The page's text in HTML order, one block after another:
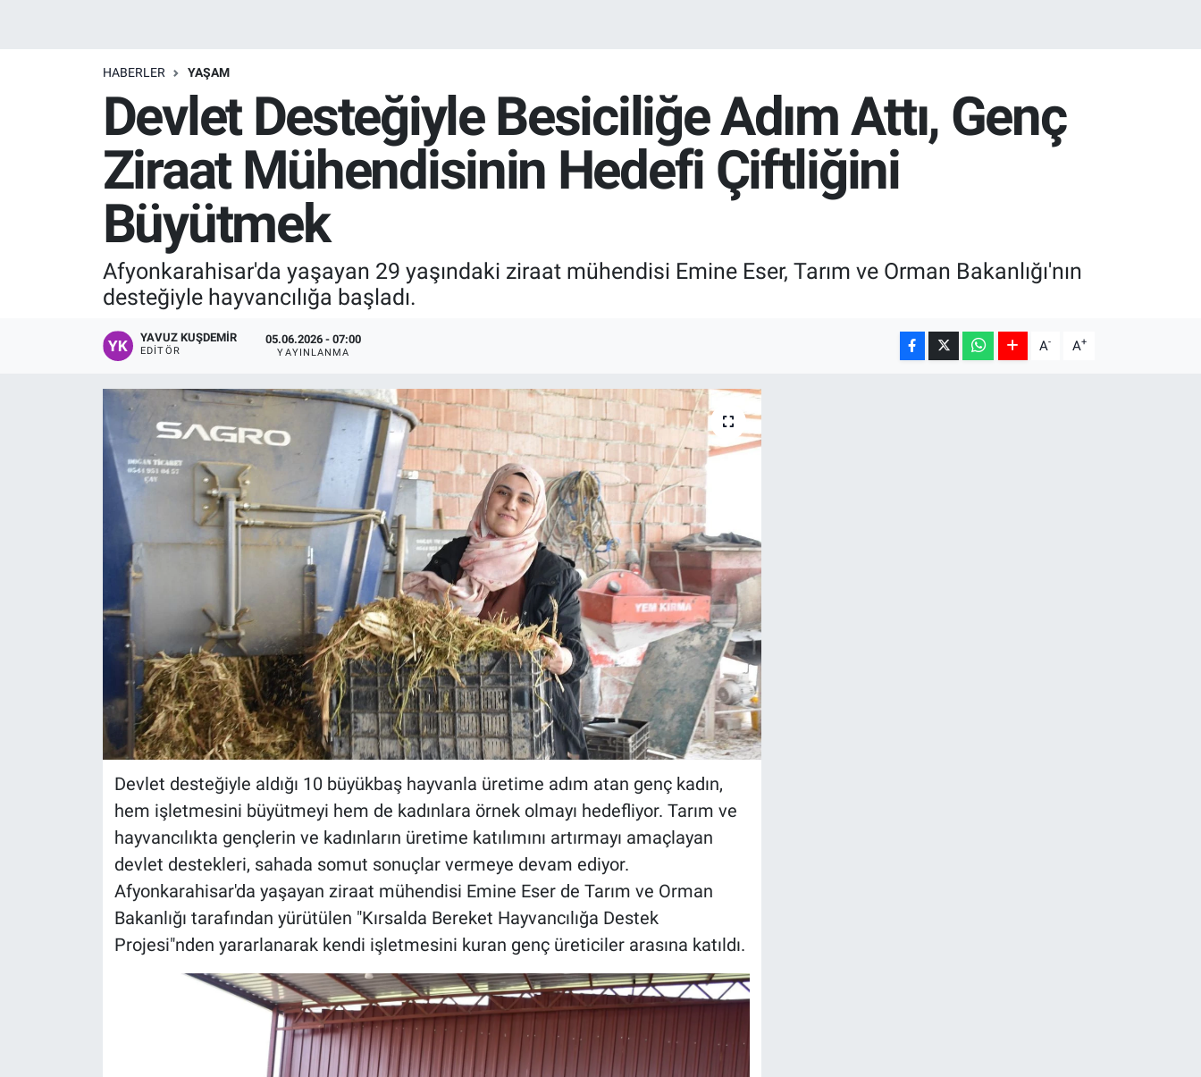
HABERLER YAŞAM
Devlet Desteğiyle Besiciliğe Adım Attı, Genç
Ziraat Mühendisinin Hedefi Çiftliğini
Büyütmek
Afyonkarahisar'da yaşayan 29 yaşındaki ziraat mühendisi Emine Eser, Tarım ve Orman Bakanlığı'nın
desteğiyle hayvancılığa başladı.
YAVUZ KUŞDEMIR
EDITÖR
05.06.2026 - 07:00
YAYINLANMA A- A+
Devlet desteğiyle aldığı 10 büyükbaş hayvanla üretime adım atan genç kadın,
hem işletmesini büyütmeyi hem de kadınlara örnek olmayı hedefliyor. Tarım ve
hayvancılıkta gençlerin ve kadınların üretime katılımını artırmayı amaçlayan
devlet destekleri, sahada somut sonuçlar vermeye devam ediyor.
Afyonkarahisar'da yaşayan ziraat mühendisi Emine Eser de Tarım ve Orman
Bakanlığı tarafından yürütülen "Kırsalda Bereket Hayvancılığa Destek
Projesi"nden yararlanarak kendi işletmesini kuran genç üreticiler arasına katıldı.
Resmi İlanlar
Son Dakika
Uşak Haberleri